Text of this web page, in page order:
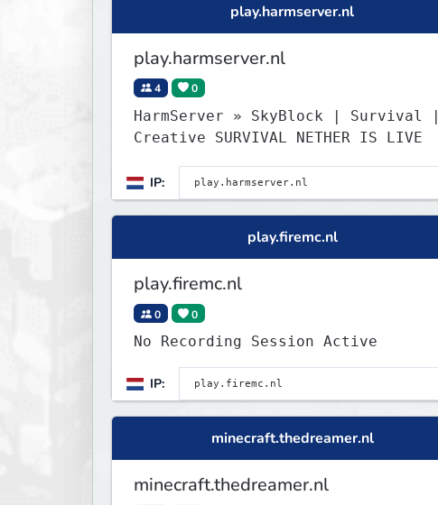
play.harmserver.nl
play.harmserver.nl
4 0
HarmServer » SkyBlock | Survival |
Creative SURVIVAL NETHER IS LIVE
IP:
play.firemc.nl
play.firemc.nl
0 0
No Recording Session Active
IP:
minecraft.thedreamer.nl
minecraft.thedreamer.nl